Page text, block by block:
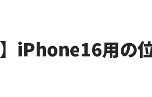
とiOS間でデータ転送
データ転送
4MeKey - アクティベーションロック解除
4uKey - iOSパスワード管理
】iPhone16用の